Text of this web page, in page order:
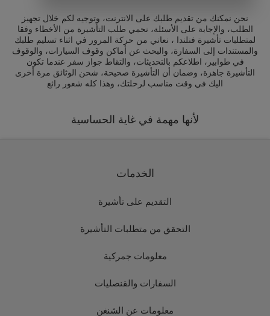
نحن نمكنك من تقديم طلبك على الانترنت، وتوجيه لكم خلال تجهيز
الطلب، والإجابة على الأسئلة، نحمي طلب التأشيرة من الأخطاء وفقا
لمتطلبات تأشيرة فنلندا ، نعاني من حركة المرور في اثناء تسليم طلبك
والمستندات إلى السفارة، والبحث عن أماكن وقوف السيارات، والوقوف
في طوابير، اطلاعكم بالتحديثات، والتقاط جواز سفر عندما تكون
التأشيرة جاهزة، وضمان أن التأشيرة صحيحة، شحن الوثائق مرة أخرى
اليك في وقت مناسب لرحلتك، وهذا كله شعور رائع
لأنها مهمة في غاية الحساسية
الخدمات
التقديم على تأشيرة
التحقق من متطلبات التأشيرة
معلومات جمركية
السفارات والقنصليات
معلومات عن الشنغن